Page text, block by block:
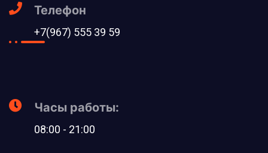
Телефон
+7(967) 555 39 59
Часы работы:
08:00 - 21:00